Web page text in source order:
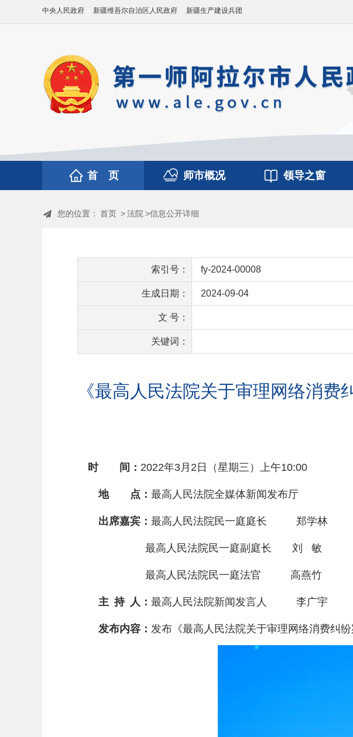
中央人民政府 新疆维吾尔自治区人民政府 新疆生产建设兵团
首 页 师市概况 领导之窗
您的位置： 首页 >法院 >信息公开详细
索引号： fy-2024-00008
生成日期： 2024-09-04
文 号：
关键词：
《最高人民法院关于审理网络消
时 间： 2022年3月2日（星期三）上午10:00
地 点： 最高人民法院全媒体新闻发布厅
出席嘉宾： 最高人民法院民一庭庭长 郑学林
最高人民法院民一庭副庭长 刘 敏
最高人民法院民一庭法官 高燕竹
主 持 人： 最高人民法院新闻发言人 李广宇
发布内容： 发布《最高人民法院关于审理网络消费纠